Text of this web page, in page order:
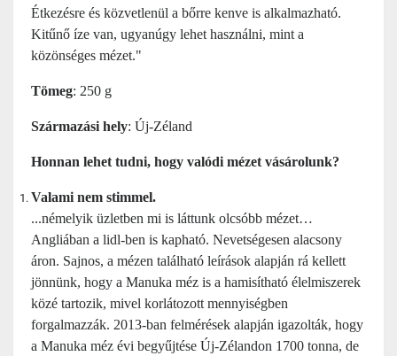
Étkezésre és közvetlenül a bőrre kenve is alkalmazható.
Kitűnő íze van, ugyanúgy lehet használni, mint a
közönséges mézet."
Tömeg: 250 g
Származási hely: Új-Zéland
Honnan lehet tudni, hogy valódi mézet vásárolunk?
Valami nem stimmel.
...némelyik üzletben mi is láttunk olcsóbb mézet…
Angliában a lidl-ben is kapható. Nevetségesen alacsony
áron. Sajnos, a mézen található leírások alapján rá kellett
jönnünk, hogy a Manuka méz is a hamisítható élelmiszerek
közé tartozik, mivel korlátozott mennyiségben
forgalmazzák. 2013-ban felmérések alapján igazolták, hogy
a Manuka méz évi begyűjtése Új-Zélandon 1700 tonna, de